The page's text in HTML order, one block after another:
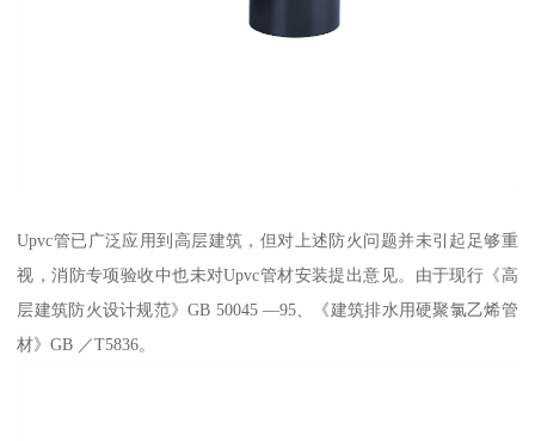
Upvc管已广泛应用到高层建筑，但对上述防火问题并未引起足够重
视，消防专项验收中也未对Upvc管材安装提出意见。由于现行《高
层建筑防火设计规范》GB 50045 —95、《建筑排水用硬聚氯乙烯管
材》GB ／T5836。